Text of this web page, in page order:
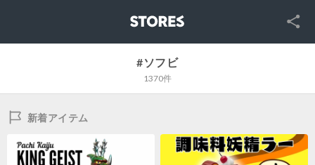
SNS
#ソフビ
1370件
新着アイテム